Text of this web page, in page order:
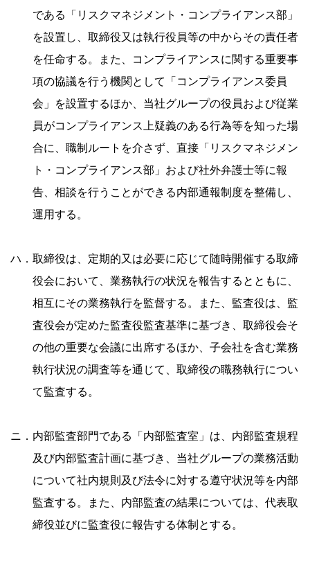
である「リスクマネジメント・コンプライアンス部」
を設置し、取締役又は執行役員等の中からその責任者
を任命する。また、コンプライアンスに関する重要事
項の協議を行う機関として「コンプライアンス委員
会」を設置するほか、当社グループの役員および従業
員がコンプライアンス上疑義のある行為等を知った場
合に、職制ルートを介さず、直接「リスクマネジメン
ト・コンプライアンス部」および社外弁護士等に報
告、相談を行うことができる内部通報制度を整備し、
運用する。
ハ．取締役は、定期的又は必要に応じて随時開催する取締
役会において、業務執行の状況を報告するとともに、
相互にその業務執行を監督する。また、監査役は、監
査役会が定めた監査役監査基準に基づき、取締役会そ
の他の重要な会議に出席するほか、子会社を含む業務
執行状況の調査等を通じて、取締役の職務執行につい
て監査する。
ニ．内部監査部門である「内部監査室」は、内部監査規程
及び内部監査計画に基づき、当社グループの業務活動
について社内規則及び法令に対する遵守状況等を内部
監査する。また、内部監査の結果については、代表取
締役並びに監査役に報告する体制とする。